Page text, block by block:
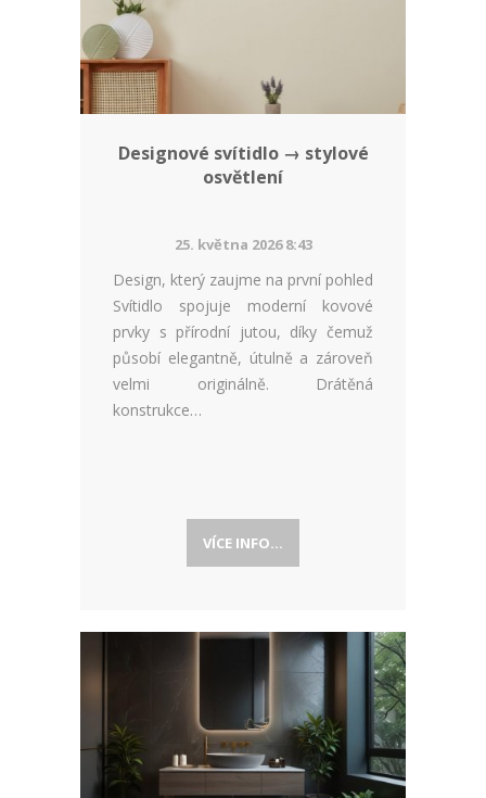
Designové svítidlo → stylové
osvětlení
25. května 2026 8:43
Design, který zaujme na první pohled
Svítidlo spojuje moderní kovové
prvky s přírodní jutou, díky čemuž
působí elegantně, útulně a zároveň
velmi originálně. Drátěná
konstrukce…
VÍCE INFO...